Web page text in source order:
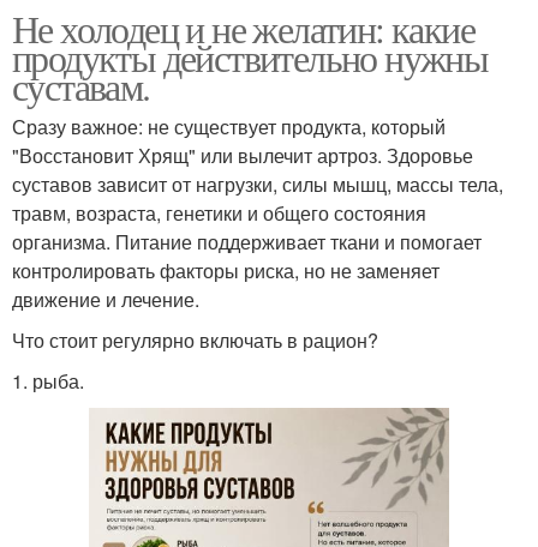
Не холодец и не желатин: какие
продукты действительно нужны
суставам.
Сразу важное: не существует продукта, который
"Восстановит Хрящ" или вылечит артроз. Здоровье
суставов зависит от нагрузки, силы мышц, массы тела,
травм, возраста, генетики и общего состояния
организма. Питание поддерживает ткани и помогает
контролировать факторы риска, но не заменяет
движение и лечение.
Что стоит регулярно включать в рацион?
1. рыба.